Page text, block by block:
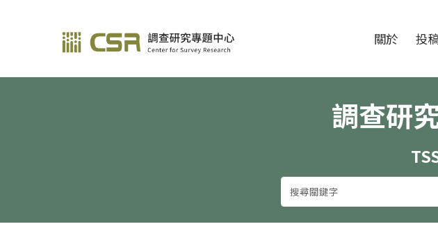
調查研究—方法與應用期刊 關於 投
調查研